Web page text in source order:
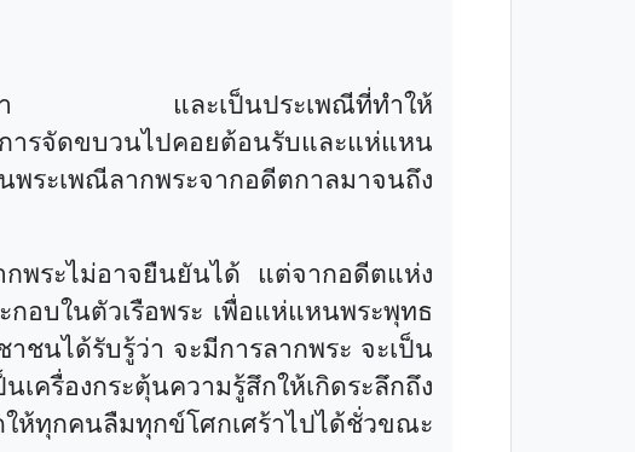
ธศาสนา และเป็นประเพณีที่ทำให้
ารจัดขบวนไปคอยต้อนรับและแห่แหน
ระเพณีลากพระจากอดีตกาลมาจนถึง
พระไม่อาจยืนยันได้ แต่จากอดีตแห่ง
อบในตัวเรือพระ เพื่อแห่แหนพระพุทธ
ชนได้รับรู้ว่า จะมีการลากพระ จะเป็น
เครื่องกระตุ้นความรู้สึกให้เกิดระลึกถึง
ให้ทุกคนลืมทุกข์โศกเศร้าไปได้ชั่วขณะ